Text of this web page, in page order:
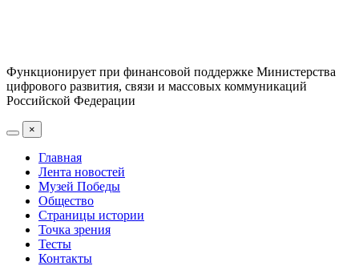
Функционирует при финансовой поддержке Министерства
цифрового развития, связи и массовых коммуникаций
Российской Федерации
×
Главная
Лента новостей
Музей Победы
Общество
Страницы истории
Точка зрения
Тесты
Контакты